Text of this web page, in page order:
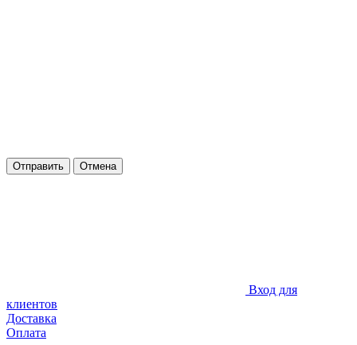
Отправить Отмена
Вход для
клиентов
Доставка
Оплата